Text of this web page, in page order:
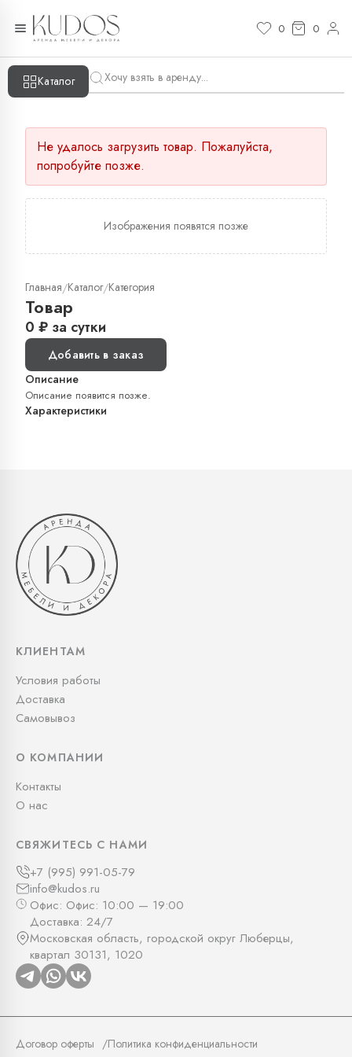
0 0
Каталог
Не удалось загрузить товар. Пожалуйста,
попробуйте позже.
Изображения появятся позже
Главная/Каталог/Категория
Товар
0 ₽ за сутки
Добавить в заказ
Описание
Описание появится позже.
Характеристики
КЛИЕНТАМ
Условия работы
Доставка
Самовывоз
О КОМПАНИИ
Контакты
О нас
СВЯЖИТЕСЬ С НАМИ
+7 (995) 991-05-79
info@kudos.ru
Офис: Офис: 10:00 — 19:00
Доставка: 24/7
Московская область, городской округ Люберцы,
квартал 30131, 1020
Договор оферты Политика конфиденциальности